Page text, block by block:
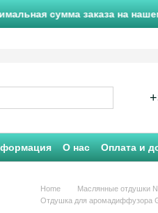
сумма заказа на
О нас Оплата и
Home Маслянные отдушки
Отдушка для аромадиффузора